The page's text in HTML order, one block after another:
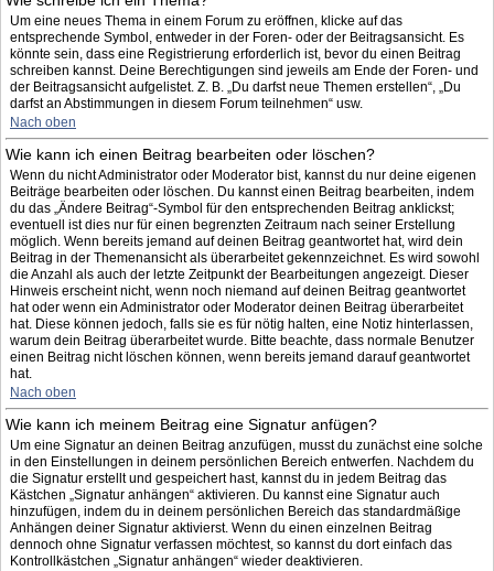
Um eine neues Thema in einem Forum zu eröffnen, klicke auf das
entsprechende Symbol, entweder in der Foren- oder der Beitragsansicht. Es
könnte sein, dass eine Registrierung erforderlich ist, bevor du einen Beitrag
schreiben kannst. Deine Berechtigungen sind jeweils am Ende der Foren- und
der Beitragsansicht aufgelistet. Z. B. „Du darfst neue Themen erstellen“, „Du
darfst an Abstimmungen in diesem Forum teilnehmen“ usw.
Nach oben
Wie kann ich einen Beitrag bearbeiten oder löschen?
Wenn du nicht Administrator oder Moderator bist, kannst du nur deine eigenen
Beiträge bearbeiten oder löschen. Du kannst einen Beitrag bearbeiten, indem
du das „Ändere Beitrag“-Symbol für den entsprechenden Beitrag anklickst;
eventuell ist dies nur für einen begrenzten Zeitraum nach seiner Erstellung
möglich. Wenn bereits jemand auf deinen Beitrag geantwortet hat, wird dein
Beitrag in der Themenansicht als überarbeitet gekennzeichnet. Es wird sowohl
die Anzahl als auch der letzte Zeitpunkt der Bearbeitungen angezeigt. Dieser
Hinweis erscheint nicht, wenn noch niemand auf deinen Beitrag geantwortet
hat oder wenn ein Administrator oder Moderator deinen Beitrag überarbeitet
hat. Diese können jedoch, falls sie es für nötig halten, eine Notiz hinterlassen,
warum dein Beitrag überarbeitet wurde. Bitte beachte, dass normale Benutzer
einen Beitrag nicht löschen können, wenn bereits jemand darauf geantwortet
hat.
Nach oben
Wie kann ich meinem Beitrag eine Signatur anfügen?
Um eine Signatur an deinen Beitrag anzufügen, musst du zunächst eine solche
in den Einstellungen in deinem persönlichen Bereich entwerfen. Nachdem du
die Signatur erstellt und gespeichert hast, kannst du in jedem Beitrag das
Kästchen „Signatur anhängen“ aktivieren. Du kannst eine Signatur auch
hinzufügen, indem du in deinem persönlichen Bereich das standardmäßige
Anhängen deiner Signatur aktivierst. Wenn du einen einzelnen Beitrag
dennoch ohne Signatur verfassen möchtest, so kannst du dort einfach das
Kontrollkästchen „Signatur anhängen“ wieder deaktivieren.